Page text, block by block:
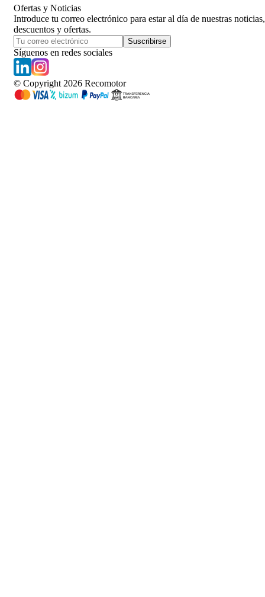
Ofertas y Noticias
Introduce tu correo electrónico para estar al día de nuestras noticias,
descuentos y ofertas.
Suscribirse
Síguenos en redes sociales
© Copyright 2026 Recomotor